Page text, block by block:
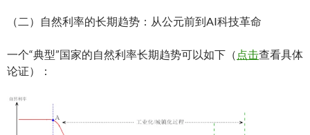
（二）自然利率的长期趋势：从公元前到AI科技革命
一个“典型”国家的自然利率长期趋势可以如下（ 点击查看具体
论证）：